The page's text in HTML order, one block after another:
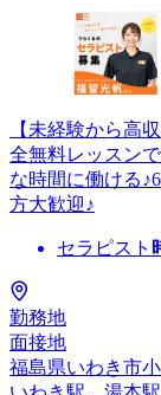
【未経験から高
全無料レッスン
な時間に働ける
方大歓迎♪
セラピスト
勤務地
面接地
福島県いわき市